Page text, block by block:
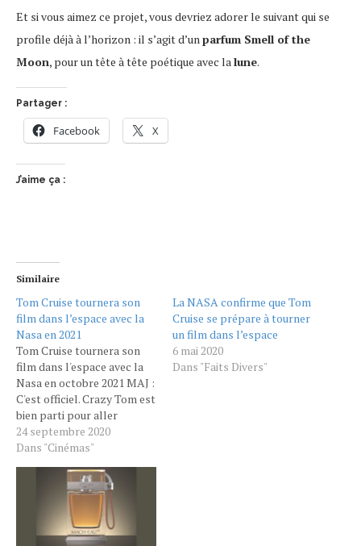
Et si vous aimez ce projet, vous devriez adorer le suivant qui se
profile déjà à l’horizon : il s’agit d’unparfum Smell of the
Moon, pour un tête à tête poétique avec lalune.
Partager :
Facebook X
J’aime ça :
Similaire
Tom Cruise tournera son
film dans l’espace avec la
Nasa en 2021
Tom Cruise tournera son
film dans l'espace avec la
Nasa en octobre 2021 MAJ :
C'est officiel. Crazy Tom est
bien parti pour aller
tourner un film dans
l'espace avec le réalisateur
Doug Liman qui l'a déjà
dirigé dans Edge Of
Tomorrow et dans Barry
Seal. C'est en octobre
24 septembre 2020
Dans "Cinémas"
La NASA confirme que Tom
Cruise se prépare à tourner
un film dans l’espace
6 mai 2020
Dans "Faits Divers"